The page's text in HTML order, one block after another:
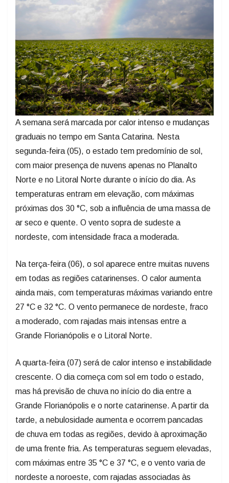
A semana será marcada por calor intenso e mudanças
graduais no tempo em Santa Catarina. Nesta
segunda-feira (05), o estado tem predomínio de sol,
com maior presença de nuvens apenas no Planalto
Norte e no Litoral Norte durante o início do dia. As
temperaturas entram em elevação, com máximas
próximas dos 30 °C, sob a influência de uma massa de
ar seco e quente. O vento sopra de sudeste a
nordeste, com intensidade fraca a moderada.
Na terça-feira (06), o sol aparece entre muitas nuvens
em todas as regiões catarinenses. O calor aumenta
ainda mais, com temperaturas máximas variando entre
27 °C e 32 °C. O vento permanece de nordeste, fraco
a moderado, com rajadas mais intensas entre a
Grande Florianópolis e o Litoral Norte.
A quarta-feira (07) será de calor intenso e instabilidade
crescente. O dia começa com sol em todo o estado,
mas há previsão de chuva no início do dia entre a
Grande Florianópolis e o norte catarinense. A partir da
tarde, a nebulosidade aumenta e ocorrem pancadas
de chuva em todas as regiões, devido à aproximação
de uma frente fria. As temperaturas seguem elevadas,
com máximas entre 35 °C e 37 °C, e o vento varia de
nordeste a noroeste, com rajadas associadas às